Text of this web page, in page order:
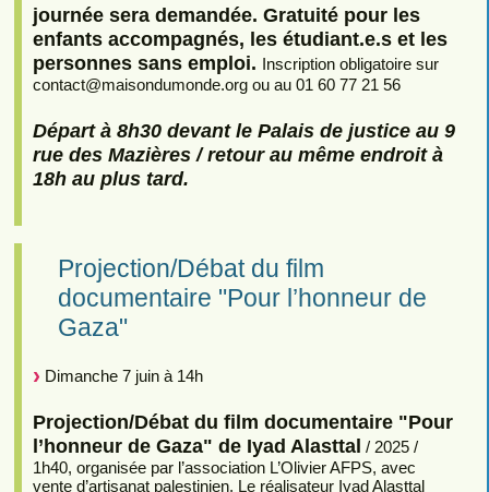
journée sera demandée. Gratuité pour les
enfants accompagnés, les étudiant.e.s et les
personnes sans emploi. Inscription obligatoire sur
contact@maisondumonde.org ou au 01 60 77 21 56
Départ à 8h30 devant le Palais de justice au 9
rue des Mazières / retour au même endroit à
18h au plus tard.
Projection/Débat du film
documentaire "Pour l’honneur de
Gaza"
Dimanche 7 juin à 14h
Projection/Débat du film documentaire "Pour
l’honneur de Gaza" de Iyad Alasttal / 2025 /
1h40, organisée par l’association L’Olivier AFPS, avec
vente d’artisanat palestinien. Le réalisateur Iyad Alasttal